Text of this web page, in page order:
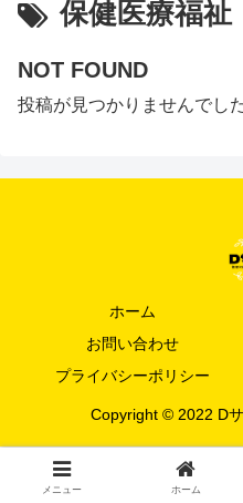
保健医療福祉
NOT FOUND
投稿が見つかりませんでした
ホーム
お問い合わせ
プライバシーポリシー
Copyright © 2022 D
メニュー ホーム